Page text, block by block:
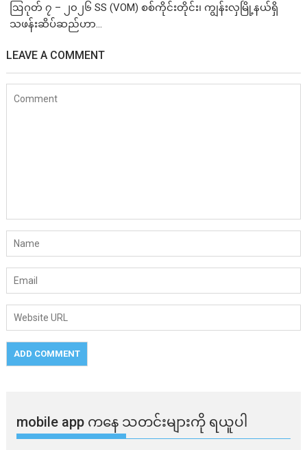
ဩဂုတ် ၇ – ၂၀၂၆ SS (VOM) စစ်ကိုင်းတိုင်း၊ ကျွန်းလှမြို့နယ်ရှိ
သဖန်းဆိပ်ဆည်ဟာ...
LEAVE A COMMENT
mobile app ​​ကနေ ​​သတင်းများကို ရယူပါ